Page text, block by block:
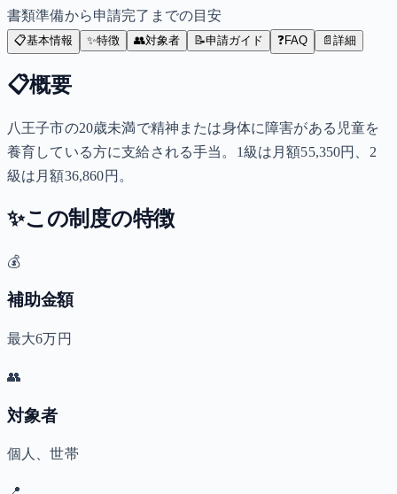
書類準備から申請完了までの目安
📋基本情報 ✨特徴 👥対象者 📝申請ガイド ❓FAQ 📄 詳細
📋概要
八王子市の20歳未満で精神または身体に障害がある児童を
養育している方に支給される手当。1級は月額55,350円、2
級は月額36,860円。
✨この制度の特徴
💰
補助金額
最大6万円
👥
対象者
個人、世帯